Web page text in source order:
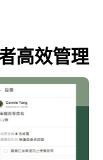
高效管理